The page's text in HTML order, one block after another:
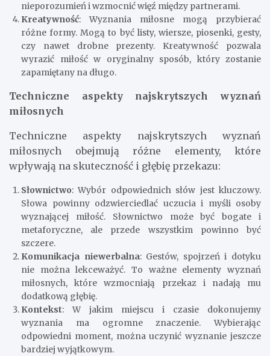
nieporozumień i wzmocnić więź między partnerami.
Kreatywność: Wyznania miłosne mogą przybierać
różne formy. Mogą to być listy, wiersze, piosenki, gesty,
czy nawet drobne prezenty. Kreatywność pozwala
wyrazić miłość w oryginalny sposób, który zostanie
zapamiętany na długo.
Techniczne aspekty najskrytszych wyznań
miłosnych
Techniczne aspekty najskrytszych wyznań
miłosnych obejmują różne elementy, które
wpływają na skuteczność i głębię przekazu:
Słownictwo: Wybór odpowiednich słów jest kluczowy.
Słowa powinny odzwierciedlać uczucia i myśli osoby
wyznającej miłość. Słownictwo może być bogate i
metaforyczne, ale przede wszystkim powinno być
szczere.
Komunikacja niewerbalna: Gestów, spojrzeń i dotyku
nie można lekceważyć. To ważne elementy wyznań
miłosnych, które wzmocniają przekaz i nadają mu
dodatkową głębię.
Kontekst: W jakim miejscu i czasie dokonujemy
wyznania ma ogromne znaczenie. Wybierając
odpowiedni moment, można uczynić wyznanie jeszcze
bardziej wyjątkowym.